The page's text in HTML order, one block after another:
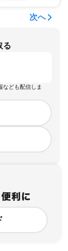
次へ
る
なども配信しま